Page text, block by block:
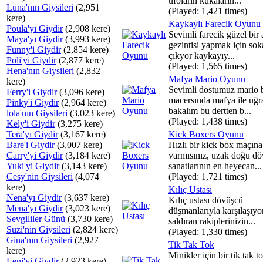
Luna'nın Giysileri (2,951
kere)
Poula'yı Giydir(2,908 kere)
Maya'yı Giydir(3,993 kere)
Funny'i Giydir(2,854 kere)
Poli'yi Giydir(2,877 kere)
Hena'nın Giysileri (2,832
kere)
Ferry'i Giydir(3,096 kere)
Pinky'i Giydir(2,964 kere)
lola'nın Giysileri (3,023 kere)
Kely'i Giydir(3,275 kere)
Tera'yı Giydir(3,167 kere)
Bare'i Giydir(3,007 kere)
Carry'yi Giydir(3,184 kere)
Yuki'yi Giydir(3,143 kere)
Cesy'nin Giysileri (4,074
kere)
Nena'yı Giydir(3,637 kere)
Mena'yı Giydir(3,023 kere)
Sevgililer Günü (3,730 kere)
Suzi'nin Giysileri (2,824 kere)
Gina'nın Giysileri (2,927
kere)
(Played: 1,421 times)
Kaykaylı Farecik Oyunu
Sevimli farecik güzel bir
gezintisi yapmak için
çıkyor kaykayıy...
(Played: 1,565 times)
Mafya Mario Oyunu
Sevimli dostumuz mario
macersında mafya ile
bakalım bu dertten b...
(Played: 1,438 times)
Kick Boxers Oyunu
Hızlı bir kick box maçına
varmısınız, uzak doğu
sanatlarının en heyecan...
(Played: 1,721 times)
Kılıç Ustası
Kılıç ustası dövüşcü
düşmanlarıyla
saldıran rakiplerinizin...
(Played: 1,330 times)
Tik Tak Tok
Minikler için bir tik tak